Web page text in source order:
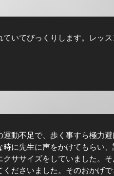
いてびっくりします。レッ
運動不足で、歩く事すら極力
に先生に声をかけてもらい
ササイズをしていました。
くださいました。そのおかげ